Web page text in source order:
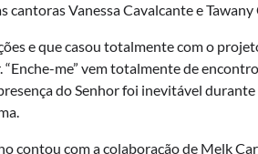
Vanessa Cavalcante e Tawany
e que casou totalmente com o
“Enche-me” vem totalmente de
do Senhor foi inevitável durante
contou com a colaboração de Melk